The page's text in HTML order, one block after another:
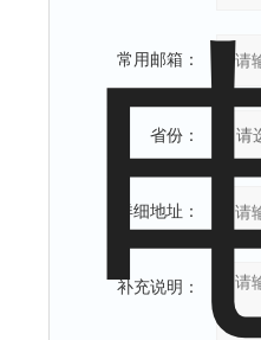
常用邮箱：
省份：
详细地址：
补充说明：